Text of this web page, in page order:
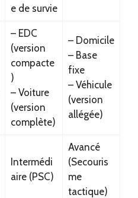
e de survie
– EDC
(version
compacte
)
– Voiture
(version
complète)
– Domicile
– Base
fixe
– Véhicule
(version
allégée)
Intermédi
aire (PSC)
Avancé
(Secouris
me
tactique)